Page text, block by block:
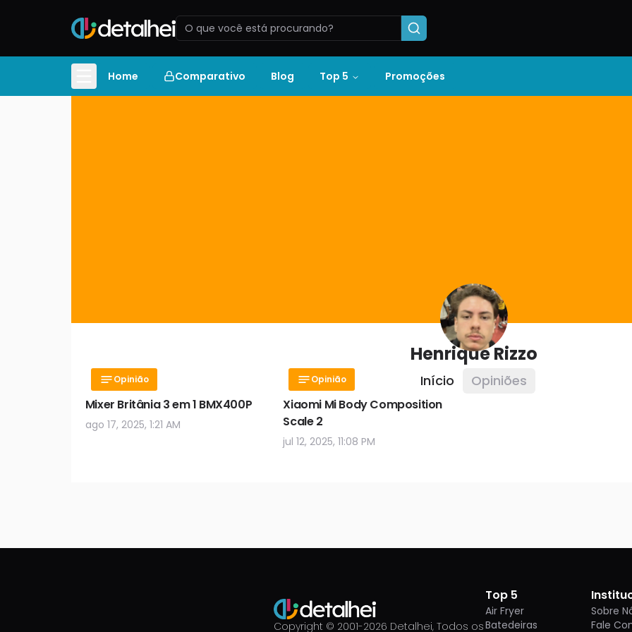
Home Comparativo Blog Top 5 Promoções
Perfil deHenrique Rizzo
Henrique Rizzo
Início Opiniões
Opinião
Mixer Britânia 3 em 1 BMX400P
ago 17, 2025, 1:21 AM
Opinião
Xiaomi Mi Body Composition
Scale 2
jul 12, 2025, 11:08 PM
Copyright © 2001-2026 Detalhei, Todos os
Top 5
Air Fryer
Batedeiras
Sobre
Fale